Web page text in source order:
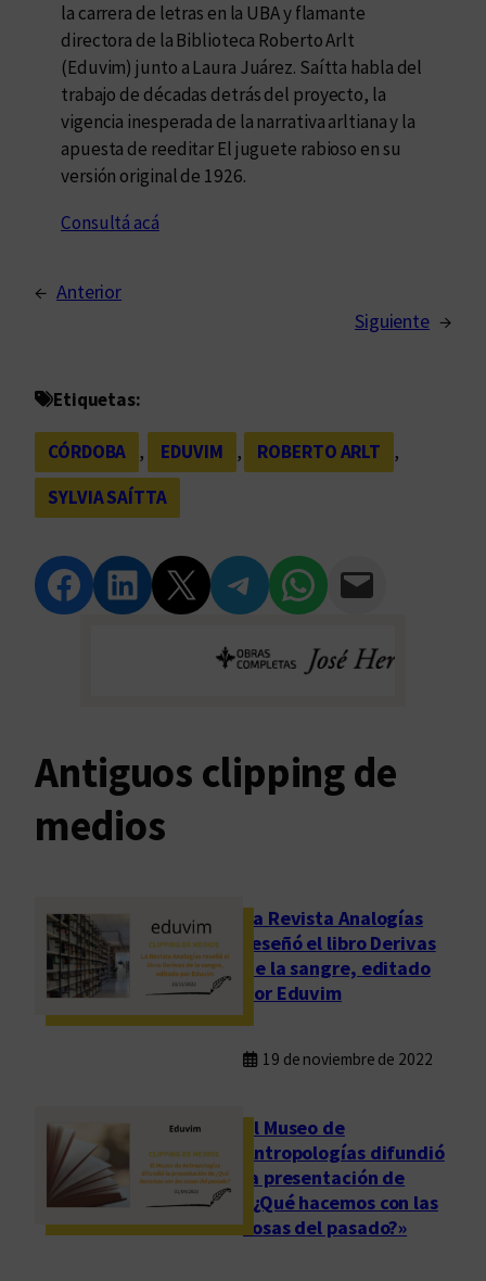
la carrera de letras en la UBA y flamante
directora de la Biblioteca Roberto Arlt
(Eduvim) junto a Laura Juárez. Saítta habla del
trabajo de décadas detrás del proyecto, la
vigencia inesperada de la narrativa arltiana y la
apuesta de reeditar El juguete rabioso en su
versión original de 1926.
Consultá acá
← Anterior
Siguiente →
Etiquetas:
CÓRDOBA , EDUVIM , ROBERTO ARLT
,
SYLVIA SAÍTTA
Compartir en Facebook Compartir en LinkedIn Compartir en Twitter Compartir en Telegram Compartir en WhatsApp Compartir vía Email
Antiguos clipping de
medios
La Revista Analogías
reseñó el libro Derivas
de la sangre, editado
por Eduvim
19 de noviembre de 2022
El Museo de
Antropologías difundió
la presentación de
«¿Qué hacemos con las
cosas del pasado?»